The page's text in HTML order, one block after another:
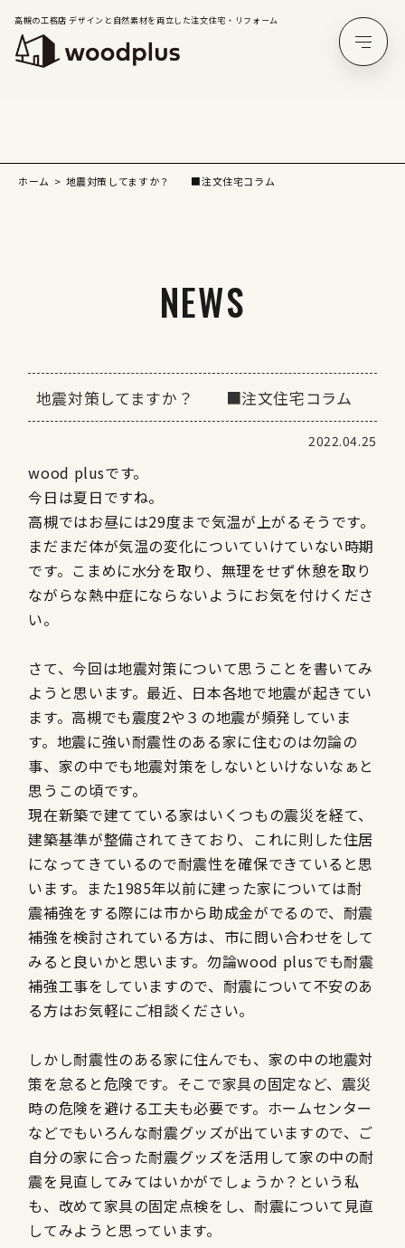
高槻の工務店 デザインと自然素材を両立した注文住宅・リフォーム
ホーム 地震対策してますか？ ■注文住宅コラム
NEWS
地震対策してますか？ ■注文住宅コラム
2022.04.25
wood plusです。
今日は夏日ですね。
高槻ではお昼には29度まで気温が上がるそうです。
まだまだ体が気温の変化についていけていない時期
です。こまめに水分を取り、無理をせず休憩を取り
ながらな熱中症にならないようにお気を付けくださ
い。
さて、今回は地震対策について思うことを書いてみ
ようと思います。最近、日本各地で地震が起きてい
ます。高槻でも震度2や３の地震が頻発していま
す。地震に強い耐震性のある家に住むのは勿論の
事、家の中でも地震対策をしないといけないなぁと
思うこの頃です。
現在新築で建てている家はいくつもの震災を経て、
建築基準が整備されてきており、これに則した住居
になってきているので耐震性を確保できていると思
います。また1985年以前に建った家については耐
震補強をする際には市から助成金がでるので、耐震
補強を検討されている方は、市に問い合わせをして
みると良いかと思います。勿論wood plusでも耐震
補強工事をしていますので、耐震について不安のあ
る方はお気軽にご相談ください。
しかし耐震性のある家に住んでも、家の中の地震対
策を怠ると危険です。そこで家具の固定など、震災
時の危険を避ける工夫も必要です。ホームセンター
などでもいろんな耐震グッズが出ていますので、ご
自分の家に合った耐震グッズを活用して家の中の耐
震を見直してみてはいかがでしょうか？という私
も、改めて家具の固定点検をし、耐震について見直
してみようと思っています。